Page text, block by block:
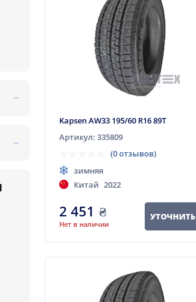
Kapsen AW33 195/60 R16 89T
Артикул: 335809
(0 отзывов)
зимняя
Китай 2022
2 451 ₴
Нет в наличии
УТОЧНИТЬ